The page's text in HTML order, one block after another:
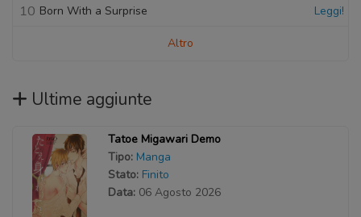
10 Born With a Surprise Leggi!
Altro
Ultime aggiunte
Tatoe Migawari Demo
Tipo: Manga
Stato: Finito
Data: 06 Agosto 2026